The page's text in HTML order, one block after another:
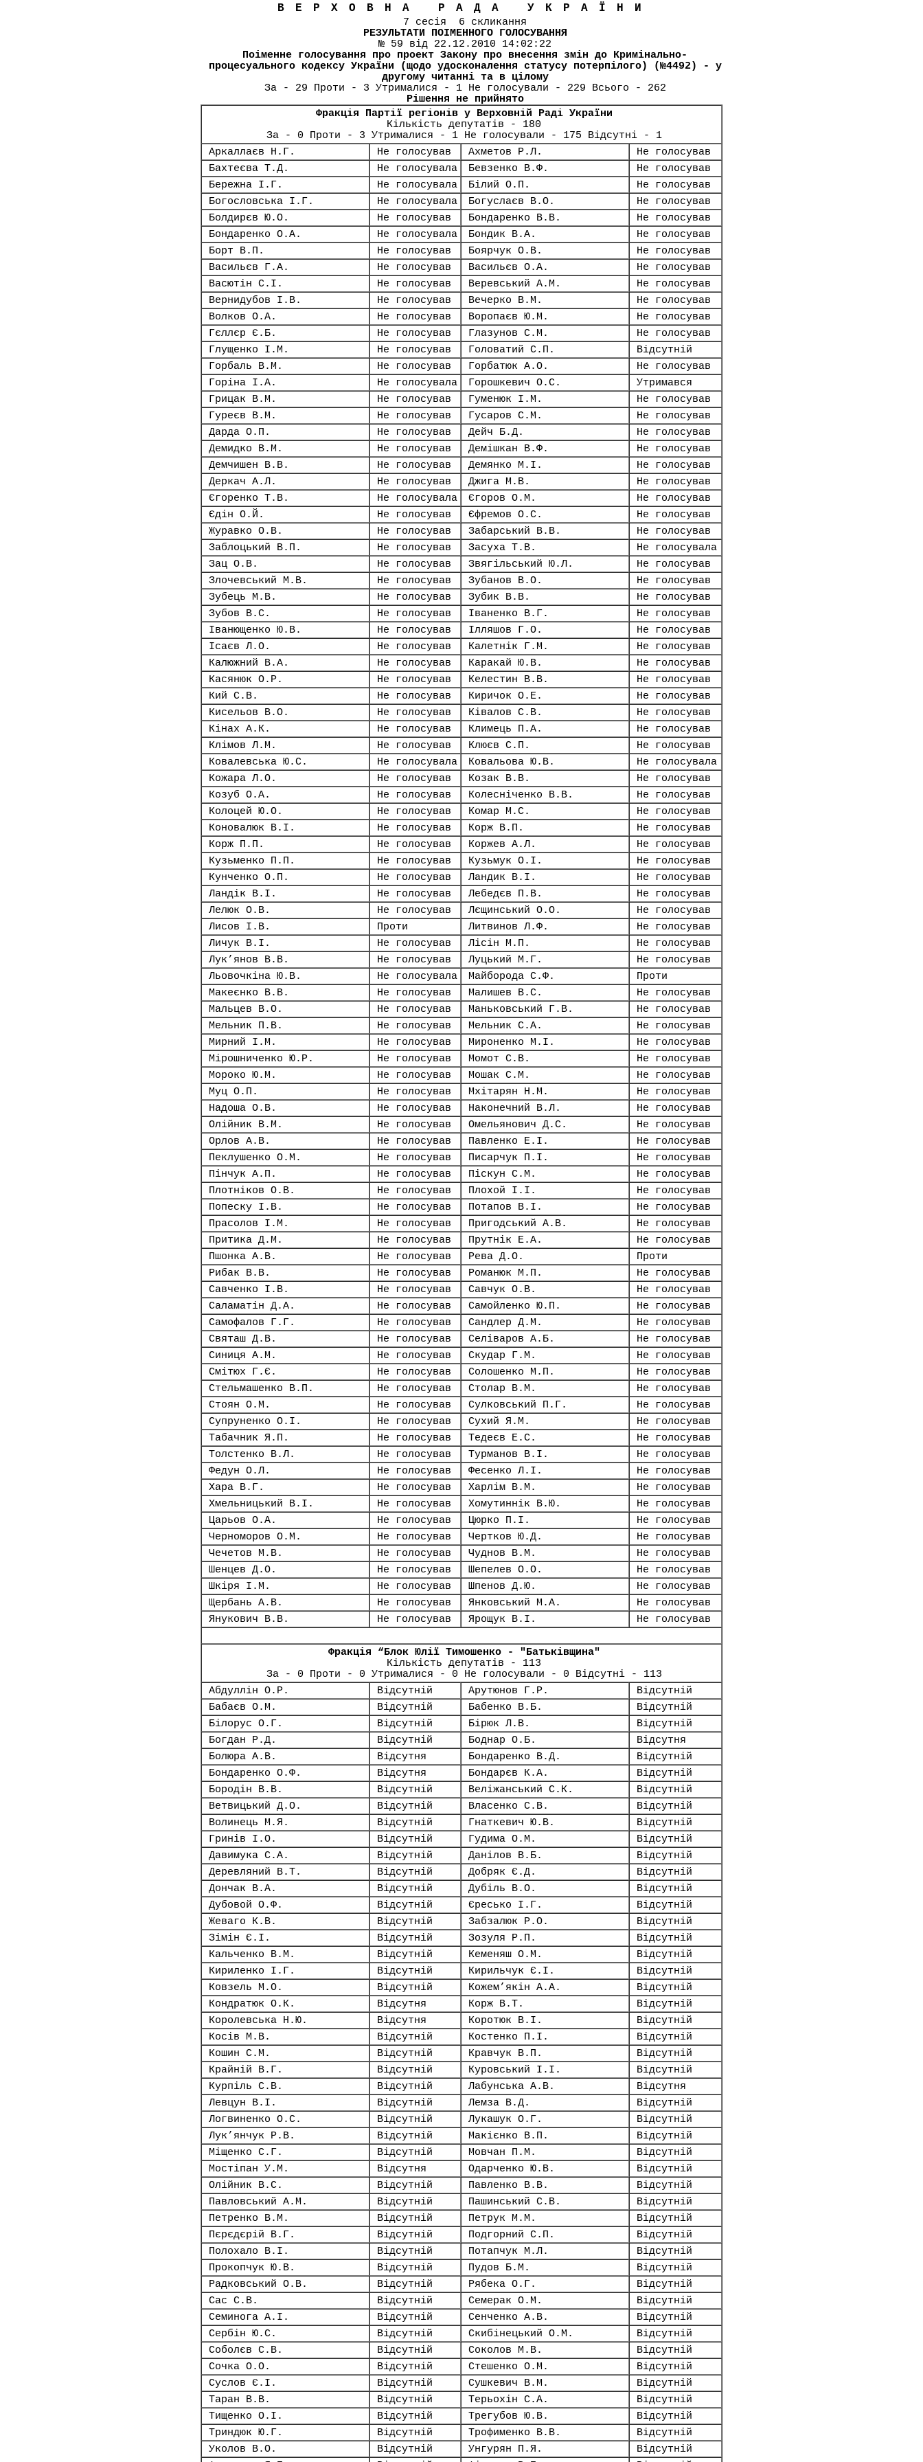
ВЕРХОВНА РАДА УКРАЇНИ
7 сесія 6 скликання
РЕЗУЛЬТАТИ ПОІМЕННОГО ГОЛОСУВАННЯ
№ 59 від 22.12.2010 14:02:22
Поіменне голосування про проект Закону про внесення змін до Кримінально-
процесуального кодексу України (щодо удосконалення статусу потерпілого) (№4492) - у
другому читанні та в цілому
За - 29 Проти - 3 Утрималися - 1 Не голосували - 229 Всього - 262
Рішення не прийнято
Фракція Партії регіонів у Верховній Раді України
Кількість депутатів - 180
За - 0 Проти - 3 Утрималися - 1 Не голосували - 175 Відсутні - 1
Аркаллаєв Н.Г.
Не голосував Ахметов Р.Л.
Не голосував
Бахтеєва Т.Д.
Не голосувала Бевзенко В.Ф.
Не голосував
Бережна І.Г.
Не голосувала Білий О.П.
Не голосував
Богословська І.Г.
Не голосувала Богуслаєв В.О.
Не голосував
Болдирєв Ю.О.
Не голосував Бондаренко В.В.
Не голосував
Бондаренко О.А.
Не голосувала Бондик В.А.
Не голосував
Борт В.П.
Не голосував Боярчук О.В.
Не голосував
Васильєв Г.А.
Не голосував Васильєв О.А.
Не голосував
Васютін С.І.
Не голосував Веревський А.М.
Не голосував
Вернидубов І.В.
Не голосував Вечерко В.М.
Не голосував
Волков О.А.
Не голосував Воропаєв Ю.М.
Не голосував
Гєллєр Є.Б.
Не голосував Глазунов С.М.
Не голосував
Глущенко І.М.
Не голосував Головатий С.П.
Відсутній
Горбаль В.М.
Не голосував Горбатюк А.О.
Не голосував
Горіна І.А.
Не голосувала Горошкевич О.С.
Утримався
Грицак В.М.
Не голосував Гуменюк І.М.
Не голосував
Гуреєв В.М.
Не голосував Гусаров С.М.
Не голосував
Дарда О.П.
Не голосував Дейч Б.Д.
Не голосував
Демидко В.М.
Не голосував Демішкан В.Ф.
Не голосував
Демчишен В.В.
Не голосував Демянко М.І.
Не голосував
Деркач А.Л.
Не голосував Джига М.В.
Не голосував
Єгоренко Т.В.
Не голосувала Єгоров О.М.
Не голосував
Єдін О.Й.
Не голосував Єфремов О.С.
Не голосував
Журавко О.В.
Не голосував Забарський В.В.
Не голосував
Заблоцький В.П.
Не голосував Засуха Т.В.
Не голосувала
Зац О.В.
Не голосував Звягільський Ю.Л.
Не голосував
Злочевський М.В.
Не голосував Зубанов В.О.
Не голосував
Зубець М.В.
Не голосував Зубик В.В.
Не голосував
Зубов В.С.
Не голосував Іваненко В.Г.
Не голосував
Іванющенко Ю.В.
Не голосував Ілляшов Г.О.
Не голосував
Ісаєв Л.О.
Не голосував Калетнік Г.М.
Не голосував
Калюжний В.А.
Не голосував Каракай Ю.В.
Не голосував
Касянюк О.Р.
Не голосував Келестин В.В.
Не голосував
Кий С.В.
Не голосував Киричок О.Е.
Не голосував
Кисельов В.О.
Не голосував Ківалов С.В.
Не голосував
Кінах А.К.
Не голосував Климець П.А.
Не голосував
Клімов Л.М.
Не голосував Клюєв С.П.
Не голосував
Ковалевська Ю.С.
Не голосувала Ковальова Ю.В.
Не голосувала
Кожара Л.О.
Не голосував Козак В.В.
Не голосував
Козуб О.А.
Не голосував Колесніченко В.В.
Не голосував
Колоцей Ю.О.
Не голосував Комар М.С.
Не голосував
Коновалюк В.І.
Не голосував Корж В.П.
Не голосував
Корж П.П.
Не голосував Коржев А.Л.
Не голосував
Кузьменко П.П.
Не голосував Кузьмук О.І.
Не голосував
Кунченко О.П.
Не голосував Ландик В.І.
Не голосував
Ландік В.І.
Не голосував Лебедєв П.В.
Не голосував
Лелюк О.В.
Не голосував Лєщинський О.О.
Не голосував
Лисов І.В.
Проти Литвинов Л.Ф.
Не голосував
Личук В.І.
Не голосував Лісін М.П.
Не голосував
Лук’янов В.В.
Не голосував Луцький М.Г.
Не голосував
Льовочкіна Ю.В.
Не голосувала Майборода С.Ф.
Проти
Макеєнко В.В.
Не голосував Малишев В.С.
Не голосував
Мальцев В.О.
Не голосував Маньковський Г.В.
Не голосував
Мельник П.В.
Не голосував Мельник С.А.
Не голосував
Мирний І.М.
Не голосував Мироненко М.І.
Не голосував
Мірошниченко Ю.Р.
Не голосував Момот С.В.
Не голосував
Мороко Ю.М.
Не голосував Мошак С.М.
Не голосував
Муц О.П.
Не голосував Мхітарян Н.М.
Не голосував
Надоша О.В.
Не голосував Наконечний В.Л.
Не голосував
Олійник В.М.
Не голосував Омельянович Д.С.
Не голосував
Орлов А.В.
Не голосував Павленко Е.І.
Не голосував
Пеклушенко О.М.
Не голосував Писарчук П.І.
Не голосував
Пінчук А.П.
Не голосував Піскун С.М.
Не голосував
Плотніков О.В.
Не голосував Плохой І.І.
Не голосував
Попеску І.В.
Не голосував Потапов В.І.
Не голосував
Прасолов І.М.
Не голосував Пригодський А.В.
Не голосував
Притика Д.М.
Не голосував Прутнік Е.А.
Не голосував
Пшонка А.В.
Не голосував Рева Д.О.
Проти
Рибак В.В.
Не голосував Романюк М.П.
Не голосував
Савченко І.В.
Не голосував Савчук О.В.
Не голосував
Саламатін Д.А.
Не голосував Самойленко Ю.П.
Не голосував
Самофалов Г.Г.
Не голосував Сандлер Д.М.
Не голосував
Святаш Д.В.
Не голосував Селіваров А.Б.
Не голосував
Синиця А.М.
Не голосував Скудар Г.М.
Не голосував
Смітюх Г.Є.
Не голосував Солошенко М.П.
Не голосував
Стельмашенко В.П.
Не голосував Столар В.М.
Не голосував
Стоян О.М.
Не голосував Сулковський П.Г.
Не голосував
Супруненко О.І.
Не голосував Сухий Я.М.
Не голосував
Табачник Я.П.
Не голосував Тедеєв Е.С.
Не голосував
Толстенко В.Л.
Не голосував Турманов В.І.
Не голосував
Федун О.Л.
Не голосував Фесенко Л.І.
Не голосував
Хара В.Г.
Не голосував Харлім В.М.
Не голосував
Хмельницький В.І.
Не голосував Хомутиннік В.Ю.
Не голосував
Царьов О.А.
Не голосував Цюрко П.І.
Не голосував
Черноморов О.М.
Не голосував Чертков Ю.Д.
Не голосував
Чечетов М.В.
Не голосував Чуднов В.М.
Не голосував
Шенцев Д.О.
Не голосував Шепелев О.О.
Не голосував
Шкіря І.М.
Не голосував Шпенов Д.Ю.
Не голосував
Щербань А.В.
Не голосував Янковський М.А.
Не голосував
Янукович В.В.
Не голосував Ярощук В.І. Не голосував
Фракція “Блок Юлії Тимошенко - "Батьківщина"
Кількість депутатів - 113
За - 0 Проти - 0 Утрималися - 0 Не голосували - 0 Відсутні - 113
Абдуллін О.Р.
Відсутній Арутюнов Г.Р.
Відсутній
Бабаєв О.М.
Відсутній Бабенко В.Б.
Відсутній
Білорус О.Г.
Відсутній Бірюк Л.В.
Відсутній
Богдан Р.Д.
Відсутній Боднар О.Б.
Відсутня
Болюра А.В.
Відсутня Бондаренко В.Д.
Відсутній
Бондаренко О.Ф.
Відсутня Бондарєв К.А.
Відсутній
Бородін В.В.
Відсутній Веліжанський С.К.
Відсутній
Ветвицький Д.О.
Відсутній Власенко С.В.
Відсутній
Волинець М.Я.
Відсутній Гнаткевич Ю.В.
Відсутній
Гринів І.О.
Відсутній Гудима О.М.
Відсутній
Давимука С.А.
Відсутній Данілов В.Б.
Відсутній
Деревляний В.Т.
Відсутній Добряк Є.Д.
Відсутній
Дончак В.А.
Відсутній Дубіль В.О.
Відсутній
Дубовой О.Ф.
Відсутній Єресько І.Г.
Відсутній
Жеваго К.В.
Відсутній Забзалюк Р.О.
Відсутній
Зімін Є.І.
Відсутній Зозуля Р.П.
Відсутній
Кальченко В.М.
Відсутній Кеменяш О.М.
Відсутній
Кириленко І.Г.
Відсутній Кирильчук Є.І.
Відсутній
Ковзель М.О.
Відсутній Кожем’якін А.А.
Відсутній
Кондратюк О.К.
Відсутня Корж В.Т.
Відсутній
Королевська Н.Ю.
Відсутня Коротюк В.І.
Відсутній
Косів М.В.
Відсутній Костенко П.І.
Відсутній
Кошин С.М.
Відсутній Кравчук В.П.
Відсутній
Крайній В.Г.
Відсутній Куровський І.І.
Відсутній
Курпіль С.В.
Відсутній Лабунська А.В.
Відсутня
Левцун В.І.
Відсутній Лемза В.Д.
Відсутній
Логвиненко О.С.
Відсутній Лукашук О.Г.
Відсутній
Лук’янчук Р.В.
Відсутній Макієнко В.П.
Відсутній
Міщенко С.Г.
Відсутній Мовчан П.М.
Відсутній
Мостіпан У.М.
Відсутня Одарченко Ю.В.
Відсутній
Олійник В.С.
Відсутній Павленко В.В.
Відсутній
Павловський А.М.
Відсутній Пашинський С.В.
Відсутній
Петренко В.М.
Відсутній Петрук М.М.
Відсутній
Пєрєдєрій В.Г.
Відсутній Подгорний С.П.
Відсутній
Полохало В.І.
Відсутній Потапчук М.Л.
Відсутній
Прокопчук Ю.В.
Відсутній Пудов Б.М.
Відсутній
Радковський О.В.
Відсутній Рябека О.Г.
Відсутній
Сас С.В.
Відсутній Семерак О.М.
Відсутній
Семинога А.І.
Відсутній Сенченко А.В.
Відсутній
Сербін Ю.С.
Відсутній Скибінецький О.М.
Відсутній
Соболєв С.В.
Відсутній Соколов М.В.
Відсутній
Сочка О.О.
Відсутній Стешенко О.М.
Відсутній
Суслов Є.І.
Відсутній Сушкевич В.М.
Відсутній
Таран В.В.
Відсутній Терьохін С.А.
Відсутній
Тищенко О.І.
Відсутній Трегубов Ю.В.
Відсутній
Триндюк Ю.Г.
Відсутній Трофименко В.В.
Відсутній
Уколов В.О.
Відсутній Унгурян П.Я.
Відсутній